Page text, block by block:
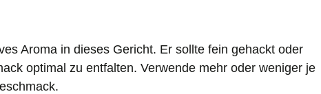
Aroma in dieses Gericht. Er sollte fein gehackt oder
optimal zu entfalten. Verwende mehr oder weniger je